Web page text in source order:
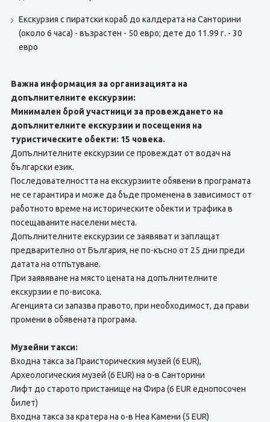
Екскурзия с пиратски кораб до калдерата на Санторини
(около 6 часа) - възрастен - 50 евро; дете до 11.99 г. - 30
евро
Важна информация за организацията на
допълнителните екскурзии:
Минимален брой участници за провеждането на
допълнителните екскурзии и посещения на
туристическите обекти: 15 човека.
Допълнителните екскурзии се провеждат от водач на
български език.
Последователността на екскурзиите обявени в програмата
не се гарантира и може да бъде променена в зависимост от
работното време на историческите обекти и трафика в
посещаваните населени места.
Допълнителните екскурзии се заявяват и заплащат
предварително от България, не по-късно от 25 дни преди
датата на отпътуване.
При заявяване на място цената на допълнителните
екскурзии е по-висока.
Агенцията си запазва правото, при необходимост, да прави
промени в обявената програма.
Музейни такси:
Входна такса за Праисторическия музей (6 EUR),
Археологическия музей (6 EUR) на о-в Санторини
Лифт до старото пристанище на Фира (6 EUR еднопосочен
билет)
Входна такса за кратера на о-в Неа Камени (5 EUR)